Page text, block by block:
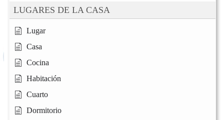
LUGARES DE LA CASA
Lugar
Casa
Cocina
Habitación
Cuarto
Dormitorio